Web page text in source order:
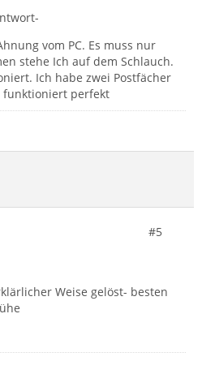
vom PC. Es muss nur
stehe Ich auf dem Schlauch.
Ich habe zwei Postfächer
funktioniert perfekt
#5
Weise gelöst- besten